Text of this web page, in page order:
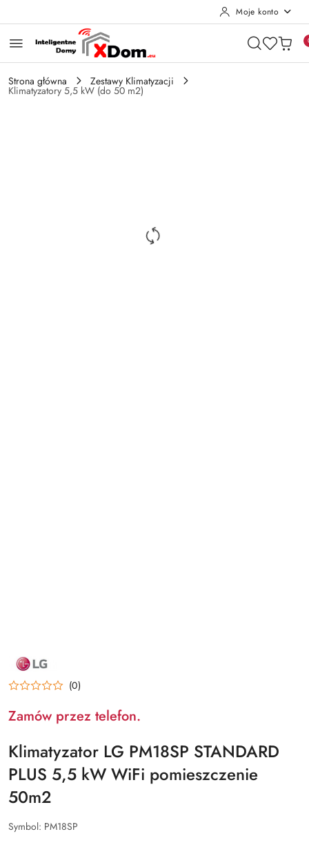
Moje konto
Strona główna Zestawy Klimatyzacji
Klimatyzatory 5,5 kW (do 50 m2)
NAZWA
PRODUCENTA:
LG
(0)
Zamów przez telefon.
Klimatyzator LG PM18SP STANDARD
PLUS 5,5 kW WiFi pomieszczenie
50m2
Symbol: PM18SP